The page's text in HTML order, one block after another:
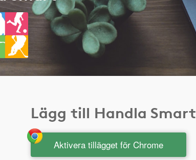
Lägg till Handla Smart
Aktivera tillägget för Chrome